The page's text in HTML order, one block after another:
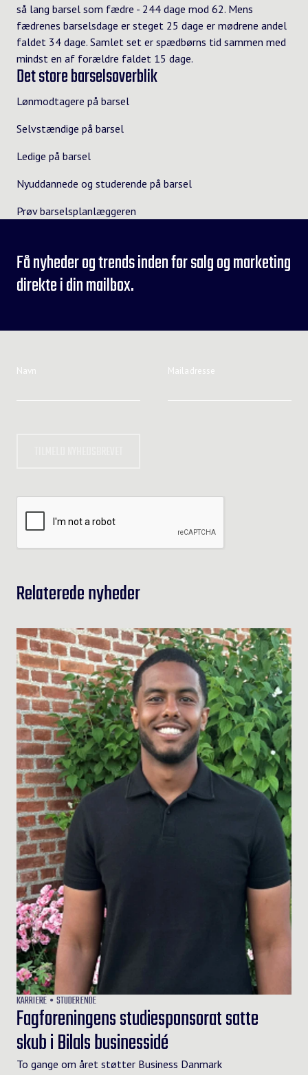
så lang barsel som fædre - 244 dage mod 62. Mens
fædrenes barselsdage er steget 25 dage er mødrene andel
faldet 34 dage. Samlet set er spædbørns tid sammen med
mindst en af forældre faldet 15 dage.
Det store barselsoverblik
Lønmodtagere på barsel
Selvstændige på barsel
Ledige på barsel
Nyuddannede og studerende på barsel
Prøv barselsplanlæggeren
Få nyheder og trends inden for salg og marketing
direkte i din mailbox.
Navn Mailadresse
Relaterede nyheder
KARRIERE STUDERENDE
Fagforeningens studiesponsorat satte
skub i Bilals businessidé
To gange om året støtter Business Danmark